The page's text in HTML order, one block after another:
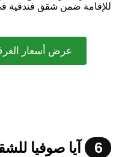
للإقامة ضمن شقق فندقية
عرض أسعار
6 آيا صوفيا